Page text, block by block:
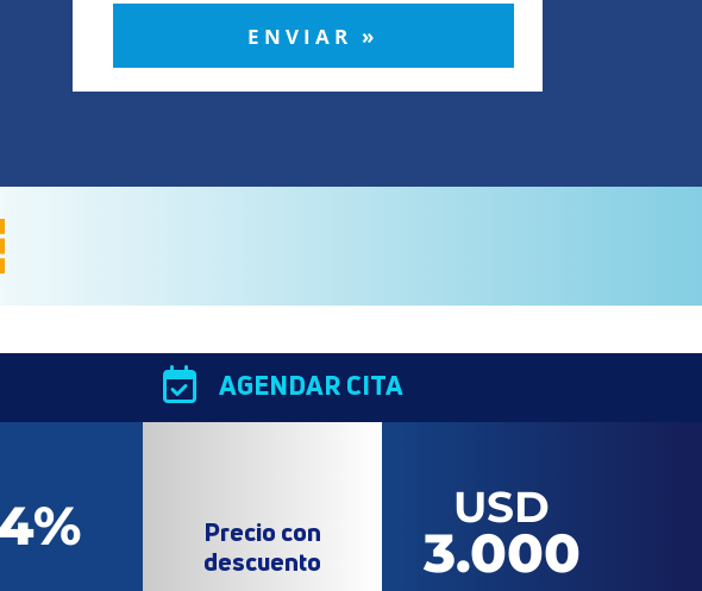
ENVIAR »
 AGENDAR CITA
Precio con
descuento
USD
3.000